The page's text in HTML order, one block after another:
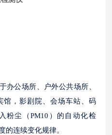
办公场所、户外公共场所、
馆，影剧院、会场车站、码
粉尘（PM10）的自动化检
的连续变化规律。